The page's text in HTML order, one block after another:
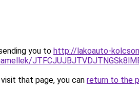
you to http://lakoauto-
that page, you can return to the